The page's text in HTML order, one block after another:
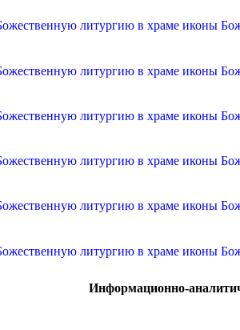
Информационно-